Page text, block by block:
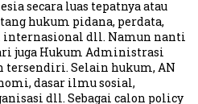
secara luas tepatnya atau
hukum pidana, perdata,
internasional dll. Namun nanti
juga Hukum Administrasi
tersendiri. Selain hukum, AN
dasar ilmu sosial,
dll. Sebagai calon policy